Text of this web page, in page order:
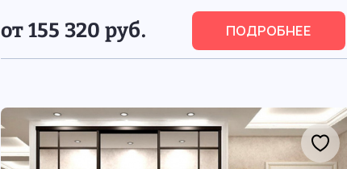
от 155 320 руб. ПОДРОБНЕЕ